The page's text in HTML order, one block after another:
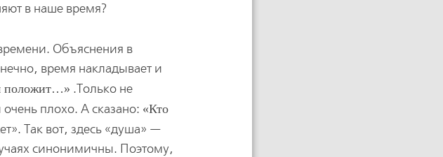
в наше время?
Объяснения в
время накладывает и
положит…
.Только не
плохо. А сказано:
Кто
Так вот, здесь «душа» —
синонимичны. Поэтому,